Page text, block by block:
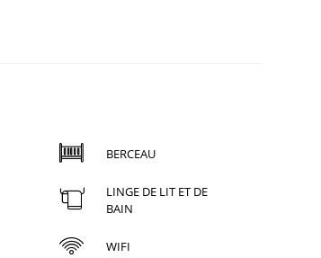
BERCEAU
LINGE DE LIT ET DE
BAIN
WIFI